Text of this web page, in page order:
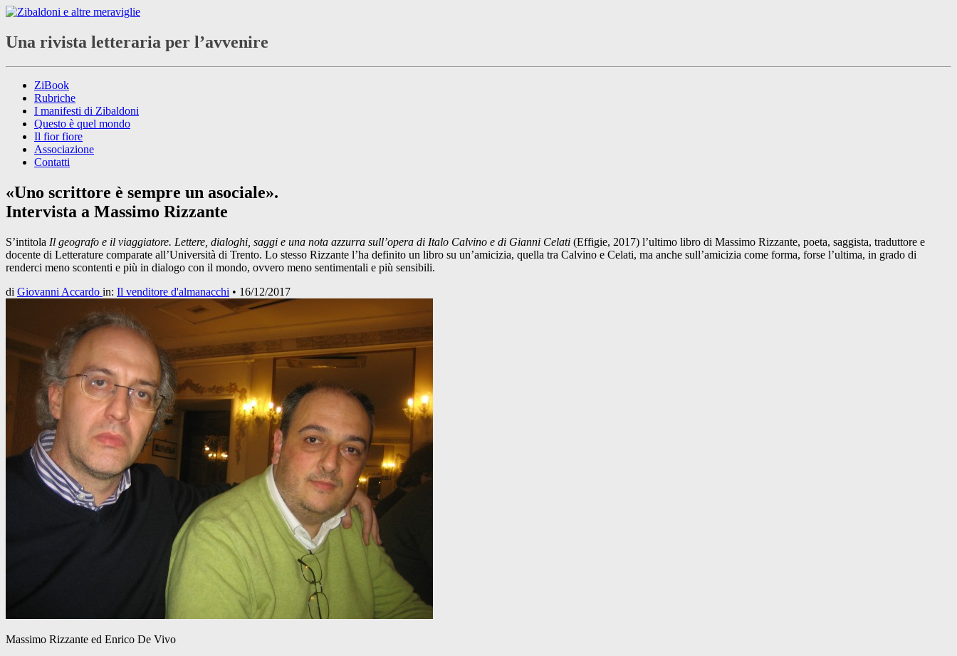
Una rivista letteraria per l’avvenire
ZiBook
Rubriche
I manifesti di Zibaldoni
Questo è quel mondo
Il fior fiore
Associazione
Contatti
«Uno scrittore è sempre un asociale».
Intervista a Massimo Rizzante
S’intitola Il geografo e il viaggiatore. Lettere, dialoghi, saggi e una nota azzurra sull’opera di Italo Calvino e di Gianni Celati (Effigie, 2017) l’ultimo libro di Massimo Rizzante, poeta, saggista, traduttore e
docente di Letterature comparate all’Università di Trento. Lo stesso Rizzante l’ha definito un libro su un’amicizia, quella tra Calvino e Celati, ma anche sull’amicizia come forma, forse l’ultima, in grado di
renderci meno scontenti e più in dialogo con il mondo, ovvero meno sentimentali e più sensibili.
di Giovanni Accardo in: Il venditore d'almanacchi • 16/12/2017
Massimo Rizzante ed Enrico De Vivo